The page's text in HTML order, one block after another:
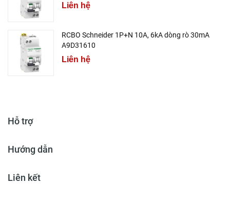
Liên hệ
RCBO Schneider 1P+N 10A, 6kA dòng rò 30mA
A9D31610
Liên hệ
Hỗ trợ
Hướng dẫn
Liên kết